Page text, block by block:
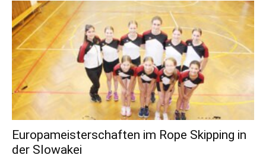
Europameisterschaften im Rope Skipping in
der Slowakei